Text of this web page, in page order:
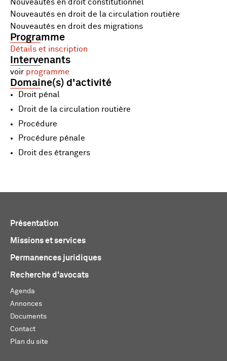
Nouveautés en droit constitutionnel
Nouveautés en droit de la circulation routière
Nouveautés en droit des migrations
Programme
Détails et inscription
Intervenants
voir programme
Domaine(s) d'activité
Droit pénal
Droit de la circulation routière
Procédure
Procédure pénale
Droit des étrangers
Présentation
Missions et services
Permanences juridiques
Recherche d'avocats
Agenda
Annonces
Documents
Contact
Plan du site